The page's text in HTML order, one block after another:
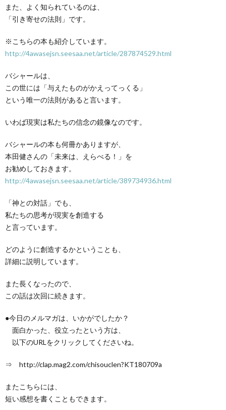
また、よく知られているのは、
「引き寄せの法則」です。
※こちらの本も紹介しています。
http://4awasejsn.seesaa.net/article/287874529.html
バシャールは、
この世には「与えたものがかえってっくる」
という唯一の法則があると言います。
いわば現実は私たちの信念の鏡像なのです。
バシャールの本も何冊かありますが、
本田健さんの「未来は、えらべる！」を
お勧めしておきます。
http://4awasejsn.seesaa.net/article/389734936.html
「神との対話」でも、
私たちの思考が現実を創造する
と言っています。
どのように創造するかということも、
詳細に説明しています。
また長くなったので、
この話は次回に続きます。
●今日のメルマガは、いかがでしたか？
面白かった、役立ったという方は、
以下のURLをクリックしてくださいね。
⇒ http://clap.mag2.com/chisouclen?KT180709a
またこちらには、
短い感想を書くこともできます。